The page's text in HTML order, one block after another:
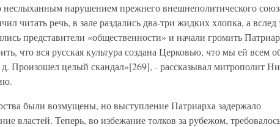
нарушением прежнего внешнеполитического
читать речь, в зале раздались два-три жидких хлопка, а вслед
представители «общественности» и начали громить
что вся русская культура создана Церковью, что мы ей всем
д. Произошел целый скандал»[269], - рассказывал митрополит
были возмущены, но выступление Патриарха задержало
властей. Теперь, во избежание толков за рубежом,